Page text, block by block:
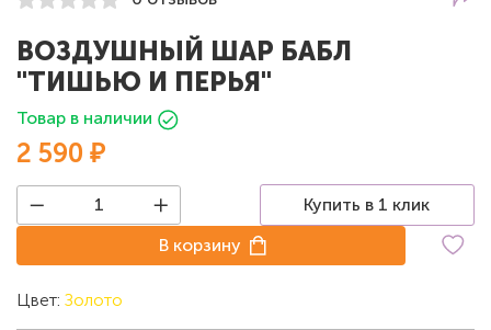
ВОЗДУШНЫЙ ШАР БАБЛ
"ТИШЬЮ И ПЕРЬЯ"
Товар в наличии
2 590 ₽
Купить в 1 клик
В корзину
Цвет: Золото